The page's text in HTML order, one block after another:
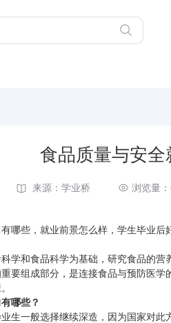
食品质量与安
来源：学业桥 浏览量
哪些，就业前景怎么样，学生毕业
学和食品科学为基础，研究食品的
要组成部分，是连接食品与预防医
哪些？
生一般选择继续深造，因为国家对